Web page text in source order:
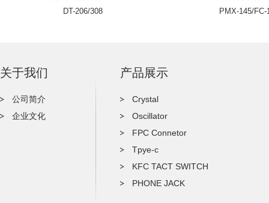
DT-206/308 PMX-145/
关于我们
公司简介
企业文化
产品展示
Crystal
Oscillator
FPC Connetor
Tpye-c
KFC TACT SWITCH
PHONE JACK